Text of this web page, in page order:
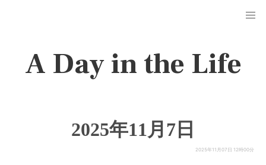
A Day in the Life
2025年11月7日
2025年11月07日 12時00分